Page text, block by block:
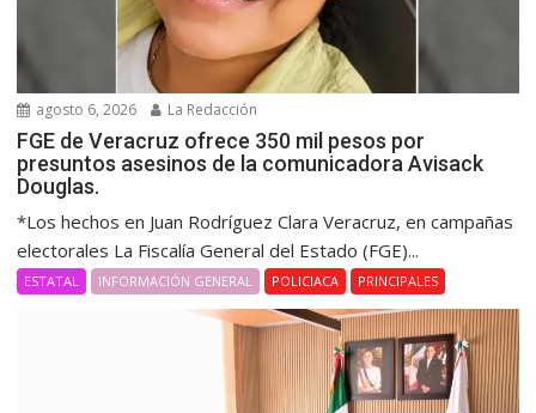
agosto 6, 2026 La Redacción
FGE de Veracruz ofrece 350 mil pesos por
presuntos asesinos de la comunicadora Avisack
Douglas.
*Los hechos en Juan Rodríguez Clara Veracruz, en campañas
electorales La Fiscalía General del Estado (FGE)...
ESTATAL INFORMACIÓN GENERAL POLICIACA PRINCIPALES